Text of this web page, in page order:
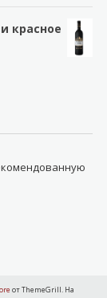
красное
от ThemeGrill. На